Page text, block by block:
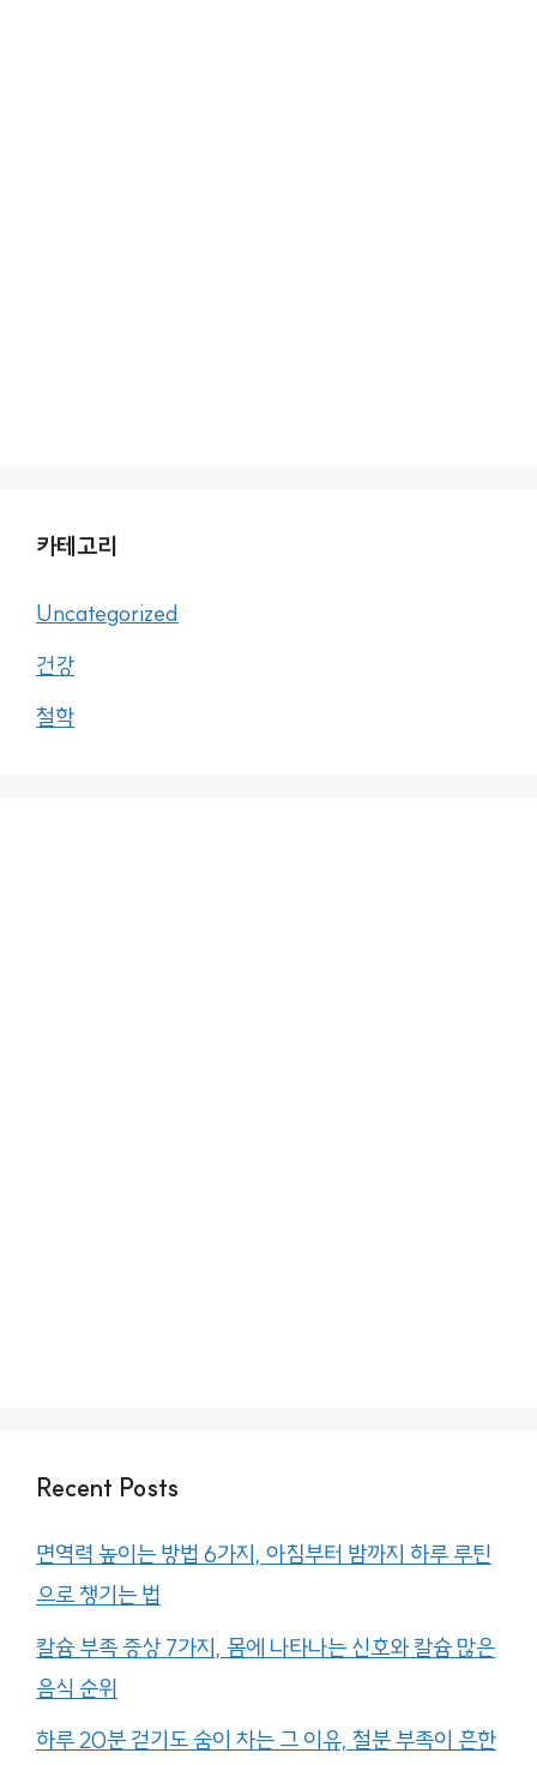
카테고리
Uncategorized
건강
철학
Recent Posts
면역력 높이는 방법 6가지, 아침부터 밤까지 하루 루틴
으로 챙기는 법
칼슘 부족 증상 7가지, 몸에 나타나는 신호와 칼슘 많은
음식 순위
하루 20분 걷기도 숨이 차는 그 이유, 철분 부족이 흔한